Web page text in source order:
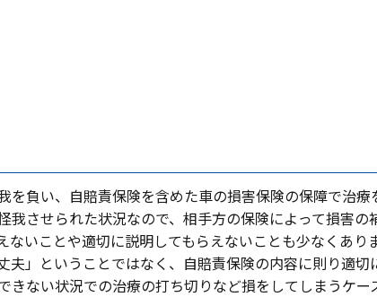
負い、⾃賠責保険を含めた⾞の損害保険の保障で治療
我させられた状況なので、相⼿⽅の保険によって損害
いことや適切に説明してもらえないことも少なくあり
」ということではなく、⾃賠責保険の内容に則り適切
ない状況での治療の打ち切りなど損をしてしまうケー